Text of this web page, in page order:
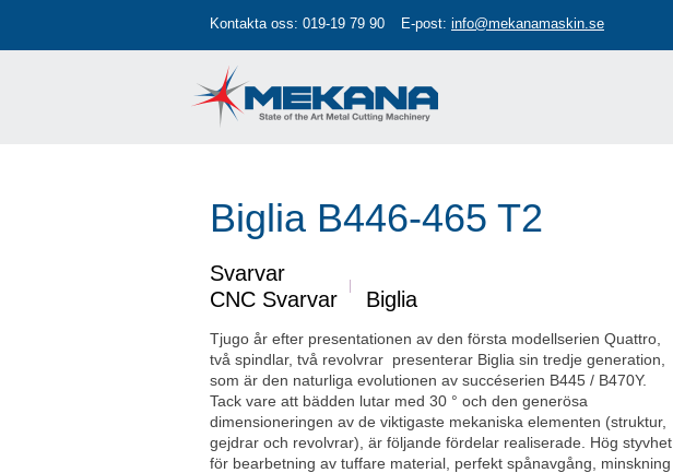
Kontakta oss: 019-19 79 90 E-post: info@mekanamaskin.se
Biglia B446-465 T2
Svarvar
CNC Svarvar
Biglia
Tjugo år efter presentationen av den första modellserien Quattro,
två spindlar, två revolvrar presenterar Biglia sin tredje generation,
som är den naturliga evolutionen av succéserien B445 / B470Y.
Tack vare att bädden lutar med 30 ° och den generösa
dimensioneringen av de viktigaste mekaniska elementen (struktur,
gejdrar och revolvrar), är följande fördelar realiserade. Hög styvhet
för bearbetning av tuffare material, perfekt spånavgång, minskning